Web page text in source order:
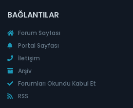
BAĞLANTILAR
Forum Sayfası
Portal Sayfası
İletişim
Arşiv
Forumları Okundu Kabul Et
RSS